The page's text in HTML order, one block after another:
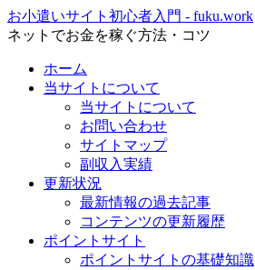
お小遣いサイト初心者入門 - fuku.work
ネットでお金を稼ぐ方法・コツ
ホーム
当サイトについて
当サイトについて
お問い合わせ
サイトマップ
副収入実績
更新状況
最新情報の過去記事
コンテンツの更新履歴
ポイントサイト
ポイントサイトの基礎知識